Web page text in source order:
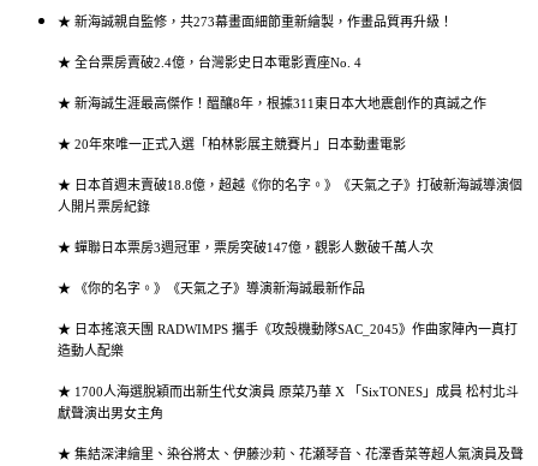
★ 新海誠親自監修，共273幕畫面細節重新繪製，作畫品質再升級！
★ 全台票房賣破2.4億，台灣影史日本電影賣座No. 4
★ 新海誠生涯最高傑作！醞釀8年，根據311東日本大地震創作的真誠之作
★ 20年來唯一正式入選「柏林影展主競賽片」日本動畫電影
★ 日本首週末賣破18.8億，超越《你的名字。》《天氣之子》打破新海誠導演個
人開片票房紀錄
★ 蟬聯日本票房3週冠軍，票房突破147億，觀影人數破千萬人次
★ 《你的名字。》《天氣之子》導演新海誠最新作品
★ 日本搖滾天團 RADWIMPS 攜手《攻殼機動隊SAC_2045》作曲家陣內一真打
造動人配樂
★ 1700人海選脫穎而出新生代女演員 原菜乃華 X 「SixTONES」成員 松村北斗
獻聲演出男女主角
★ 集結深津繪里、染谷將太、伊藤沙莉、花瀬琴音、花澤香菜等超人氣演員及聲